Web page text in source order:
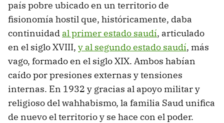
país pobre ubicado en un territorio de
fisionomía hostil que, históricamente, daba
continuidad al primer estado saudí, articulado
en el siglo XVIII, y al segundo estado saudí, más
vago, formado en el siglo XIX. Ambos habían
caído por presiones externas y tensiones
internas. En 1932 y gracias al apoyo militar y
religioso del wahhabismo, la familia Saud unifica
de nuevo el territorio y se hace con el poder.